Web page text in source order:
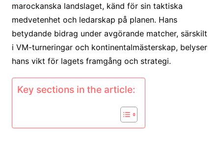
marockanska landslaget, känd för sin taktiska
medvetenhet och ledarskap på planen. Hans
betydande bidrag under avgörande matcher, särskilt
i VM-turneringar och kontinentalmästerskap, belyser
hans vikt för lagets framgång och strategi.
Key sections in the article: